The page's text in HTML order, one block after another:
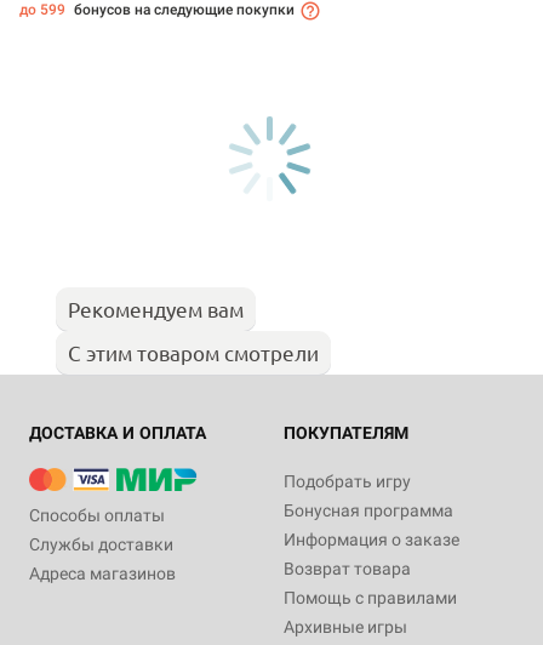
до 599 бонусов на следующие покупки
Рекомендуем вам
С этим товаром смотрели
ДОСТАВКА И ОПЛАТА
Способы оплаты
Службы доставки
Адреса магазинов
ПОКУПАТЕЛЯМ
Подобрать игру
Бонусная программа
Информация о заказе
Возврат товара
Помощь с правилами
Архивные игры